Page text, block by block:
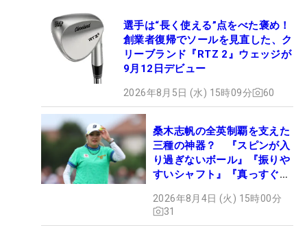
選手は“長く使える”点をべた褒め！
創業者復帰でソールを見直した、ク
リーブランド『RTZ 2』ウェッジが
9月12日デビュー
2026年8月5日 (水) 15時09分 60
桑木志帆の全英制覇を支えた
三種の神器？ 『スピンが入
り過ぎないボール』『振りや
すいシャフト』『真っすぐ飛
セッティング
2026年8月4日 (火) 15時00分
31